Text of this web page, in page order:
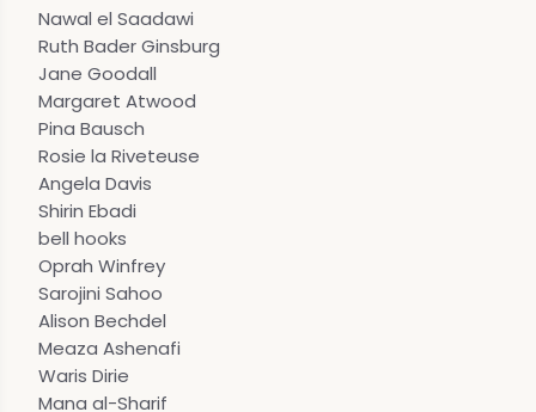
Nawal el Saadawi
Ruth Bader Ginsburg
Jane Goodall
Margaret Atwood
Pina Bausch
Rosie la Riveteuse
Angela Davis
Shirin Ebadi
bell hooks
Oprah Winfrey
Sarojini Sahoo
Alison Bechdel
Meaza Ashenafi
Waris Dirie
Mana al-Sharif